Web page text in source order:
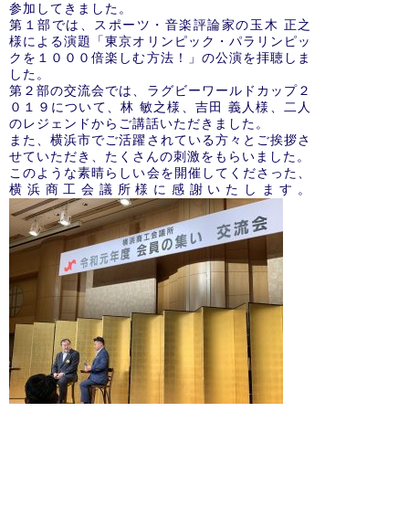
参加してきました。
第１部では、スポーツ・音楽評論家の玉木 正之
様による演題「東京オリンピック・パラリンピッ
クを１０００倍楽しむ方法！」の公演を拝聴しま
した。
第２部の交流会では、ラグビーワールドカップ２
０１９について、林 敏之様、吉田 義人様、二人
のレジェンドからご講話いただきました。
また、横浜市でご活躍されている方々とご挨拶さ
せていただき、たくさんの刺激をもらいました。
このような素晴らしい会を開催してくださった、
横浜商工会議所様に感謝いたします。